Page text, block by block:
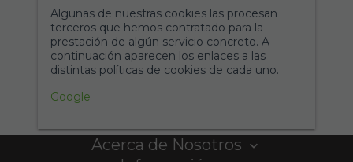
Algunas de nuestras cookies las procesan
terceros que hemos contratado para la
prestación de algún servicio concreto. A
continuación aparecen los enlaces a las
distintas políticas de cookies de cada uno.
Google
Acerca de Nosotros